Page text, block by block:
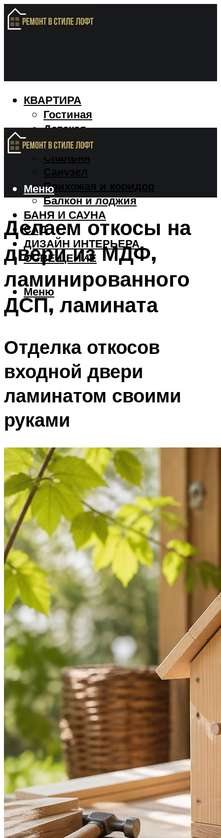
КВАРТИРА
Гостиная
Детская
Кухня
Спальня
Санузел
Прихожая и коридор
Балкон и лоджия
БАНЯ И САУНА
САД
ДИЗАЙН ИНТЕРЬЕРА
ОСВЕЩЕНИЕ
Меню
Меню
Делаем откосы на
двери из МДФ,
ламинированного
ДСП, ламината
Отделка откосов
входной двери
ламинатом своими
руками